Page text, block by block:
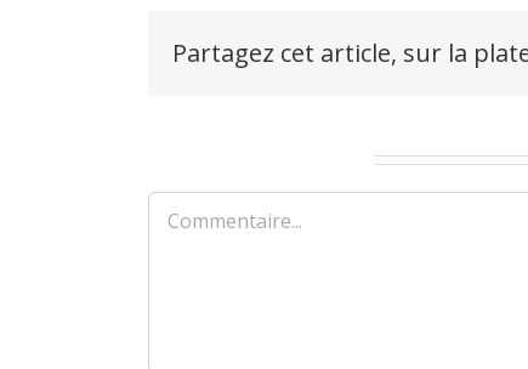
Partagez cet article, sur la
Commentaire